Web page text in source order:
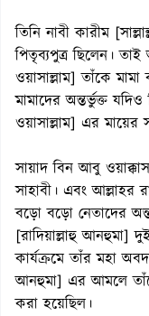
তিনি নাবী কারীম
পিতৃব্যপুত্র ছিলেন। তাই
ওয়াসাল্লাম] তাঁকে
মামাদের অন্তর্ভুক্ত
ওয়াসাল্লাম] এর
সায়াদ বিন আবু
সাহাবী। এবং আল্লাহর
বড়ো বড়ো নেতাদের
[রাদিয়াল্লাহু আনহুমা]
কার্যক্রমে তাঁর মহা
আনহুমা] এর আমলে
করা হয়েছিল।